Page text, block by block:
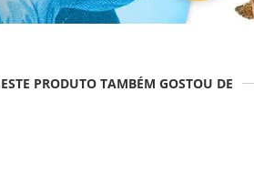
PRODUTO TAMBÉM GOSTOU DE